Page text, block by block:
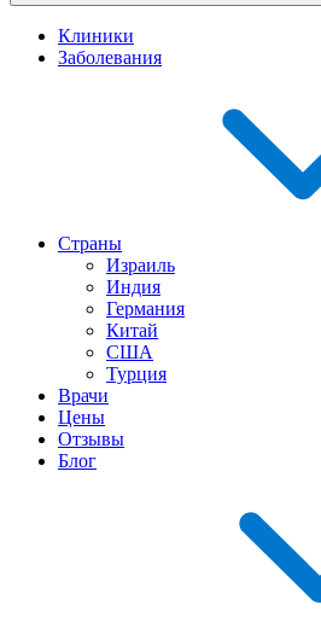
Клиники
Заболевания
Страны
Израиль
Индия
Германия
Китай
США
Турция
Врачи
Цены
Отзывы
Блог